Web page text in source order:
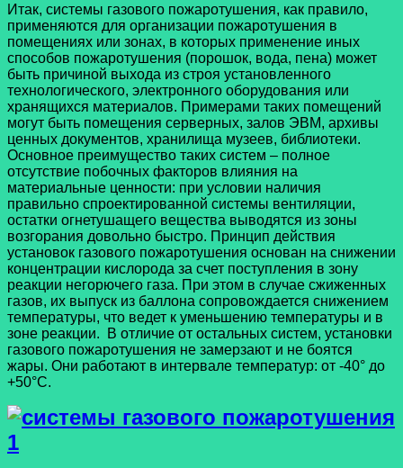
Итак, системы газового пожаротушения, как правило,
применяются для организации пожаротушения в
помещениях или зонах, в которых применение иных
способов пожаротушения (порошок, вода, пена) может
быть причиной выхода из строя установленного
технологического, электронного оборудования или
хранящихся материалов. Примерами таких помещений
могут быть помещения серверных, залов ЭВМ, архивы
ценных документов, хранилища музеев, библиотеки.
Основное преимущество таких систем – полное
отсутствие побочных факторов влияния на
материальные ценности: при условии наличия
правильно спроектированной системы вентиляции,
остатки огнетушащего вещества выводятся из зоны
возгорания довольно быстро. Принцип действия
установок газового пожаротушения основан на снижении
концентрации кислорода за счет поступления в зону
реакции негорючего газа. При этом в случае сжиженных
газов, их выпуск из баллона сопровождается снижением
температуры, что ведет к уменьшению температуры и в
зоне реакции. В отличие от остальных систем, установки
газового пожаротушения не замерзают и не боятся
жары. Они работают в интервале температур: от -40° до
+50°C.